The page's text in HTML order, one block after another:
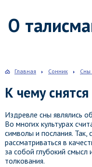
О
Главная Сонник Сны
К чему
Издревле сны являлись
Во многих культурах
символы и послания. Так,
рассматриваться в
за собой глубокий смысл
толкования.